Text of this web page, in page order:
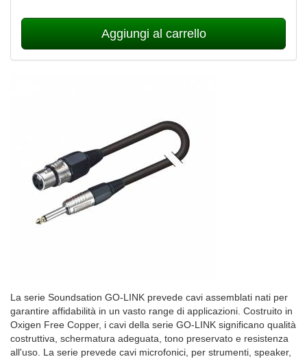
Aggiungi al carrello
La serie Soundsation GO-LINK prevede cavi assemblati nati per
garantire affidabilità in un vasto range di applicazioni. Costruito in
Oxigen Free Copper, i cavi della serie GO-LINK significano qualità
costruttiva, schermatura adeguata, tono preservato e resistenza
all'uso. La serie prevede cavi microfonici, per strumenti, speaker,